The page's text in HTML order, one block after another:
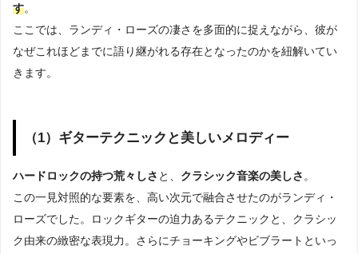
す。
ここでは、ランディ・ローズの凄さを多面的に捉えながら、彼が
なぜこれほどまでに語り継がれる存在となったのかを紐解いてい
きます。
（1）ギターテクニックと美しいメロディー
ハードロックの持つ荒々しさ と、 クラシック音楽の美しさ 。
この一見対照的な要素を、高い次元で融合させたのがランディ・
ローズでした。ロックギターの迫力あるテクニックと、クラシッ
ク由来の緻密な表現力。さらにチョーキングやビブラートといっ